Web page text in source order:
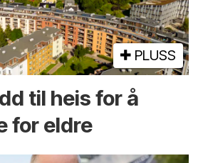
PLUSS
til heis for å
for eldre